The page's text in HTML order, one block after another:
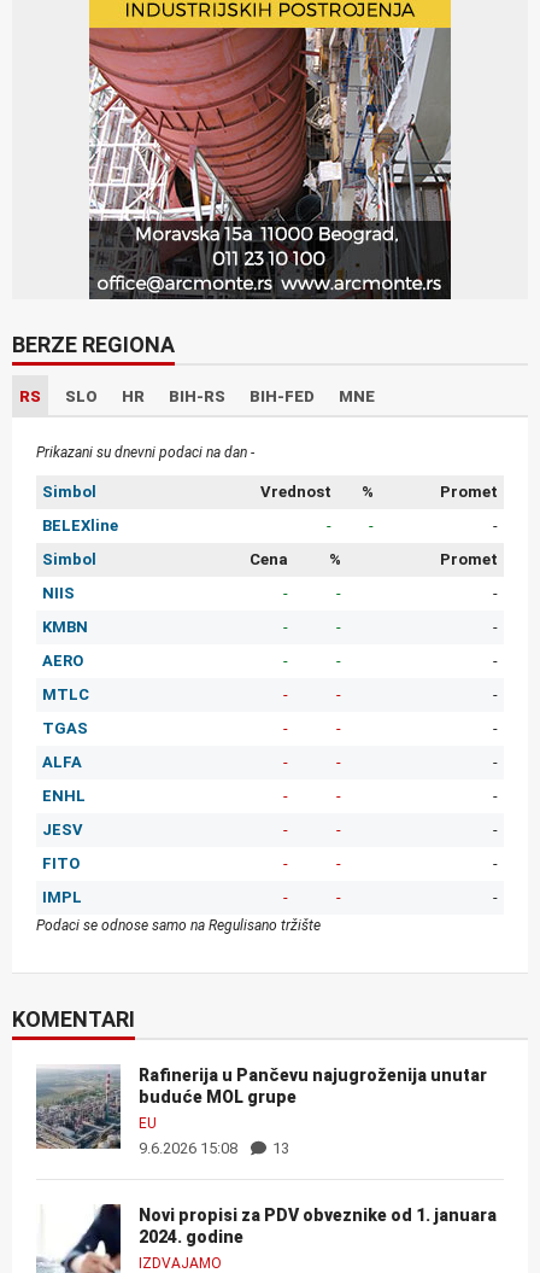
BERZE REGIONA
RS SLO HR BIH-RS BIH-FED MNE
Prikazani su dnevni podaci na dan -
Simbol Vrednost %
Promet
BELEXline
- -
-
Simbol
Cena %
Promet
NIIS
- -
-
KMBN
- -
-
AERO
- -
-
MTLC
- -
-
TGAS
- -
-
ALFA
- -
-
ENHL
- -
-
JESV
- -
-
FITO
- -
-
IMPL
- - -
Podaci se odnose samo na Regulisano tržište
KOMENTARI
Rafinerija u Pančevu najugroženija unutar
buduće MOL grupe
EU
9.6.2026 15:08 13
Novi propisi za PDV obveznike od 1. januara
2024. godine
IZDVAJAMO